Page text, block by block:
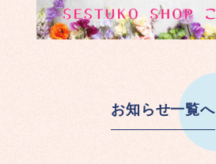
お知らせ一覧へ